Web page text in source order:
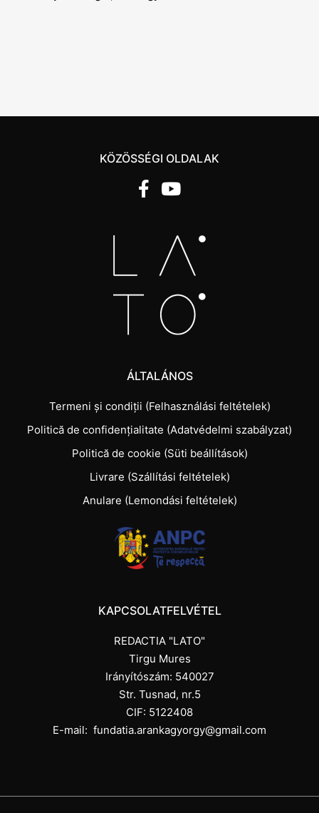
KÖZÖSSÉGI OLDALAK
ÁLTALÁNOS
Termeni și condiții (Felhasználási feltételek)
Politică de confidențialitate (Adatvédelmi szabályzat)
Politică de cookie (Süti beállítások)
Livrare (Szállítási feltételek)
Anulare (Lemondási feltételek)
KAPCSOLATFELVÉTEL
REDACTIA "LATO"
Tirgu Mures
Irányítószám: 540027
Str. Tusnad, nr.5
CIF: 5122408
E-mail: fundatia.arankagyorgy@gmail.com